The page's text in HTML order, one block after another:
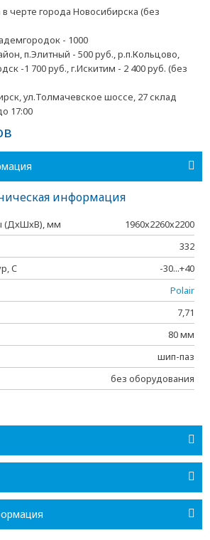
в черте города Новосибирска (без
- 1000
п.Элитный - 500 руб., р.п.Кольцово,
-1 700 руб., г.Искитим - 2 400 руб. (без
ул.Толмачевское шоссе, 27 склад
17:00
информация
(ДхШхВ), мм
1960х2260х2200
332
C
-30...+40
Polair
7,71
80 мм
шип-паз
без оборудования